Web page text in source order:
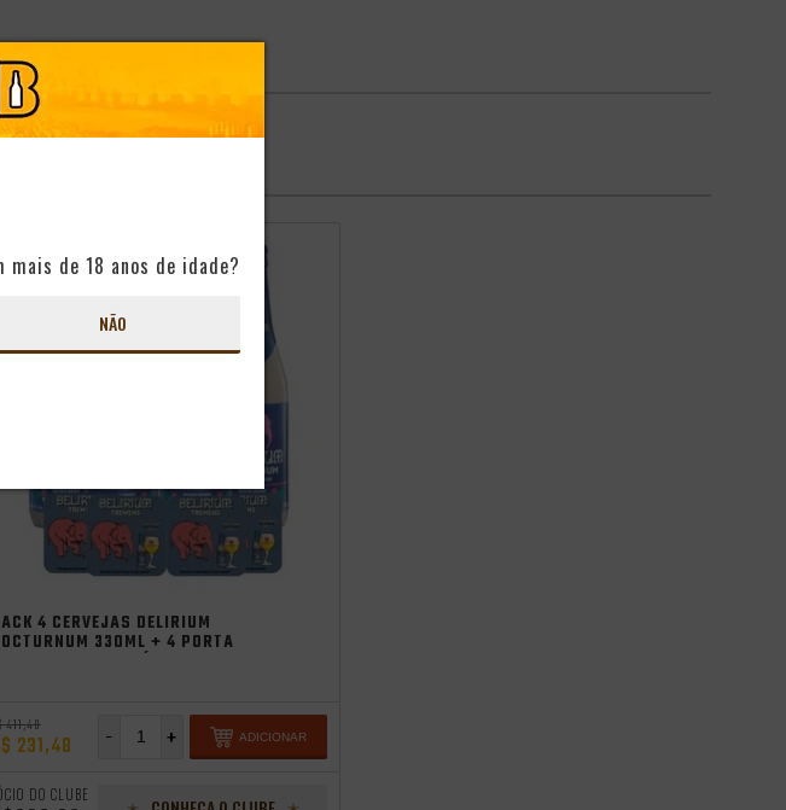
DESCRIÇÃO
4 CERVEJAS DELIRIUM
330ML + 4 PORTA
411,48
231,48 +
- ADICIONAR
DO CLUBE
mais de 18 anos de idade?
NÃO